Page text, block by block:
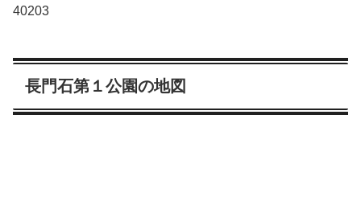
40203
長門石第１公園の地図